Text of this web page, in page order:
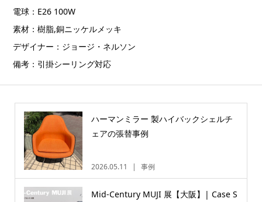
電球：E26 100W
素材：樹脂,銅ニッケルメッキ
デザイナー：ジョージ・ネルソン
備考：引掛シーリング対応
ハーマンミラー 製ハイバックシェルチ
ェアの張替事例
2026.05.11 事例
Mid-Century MUJI 展【大阪】| Case S